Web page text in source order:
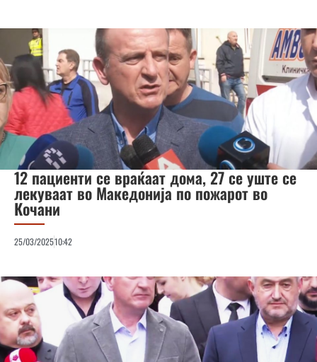
12 пациенти се враќаат дома, 27 се уште се
лекуваат во Македонија по пожарот во
Кочани
25/03/202510:42